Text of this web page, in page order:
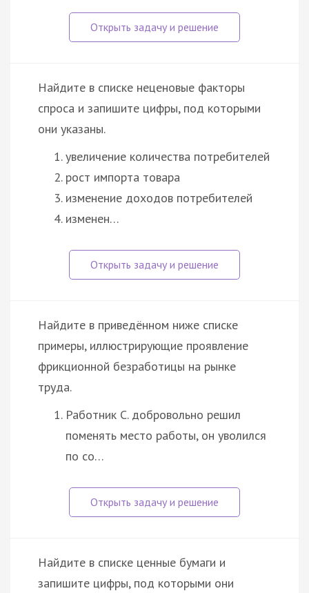
Найдите в списке неценовые факторы
спроса и запишите цифры, под которыми
они указаны.
увеличение количества потребителей
рост импорта товара
изменение доходов потребителей
изменен…
Найдите в приведённом ниже списке
примеры, иллюстрирующие проявление
фрикционной безработицы на рынке
труда.
Работник С. добровольно решил
поменять место работы, он уволился
по со…
Найдите в списке ценные бумаги и
запишите цифры, под которыми они